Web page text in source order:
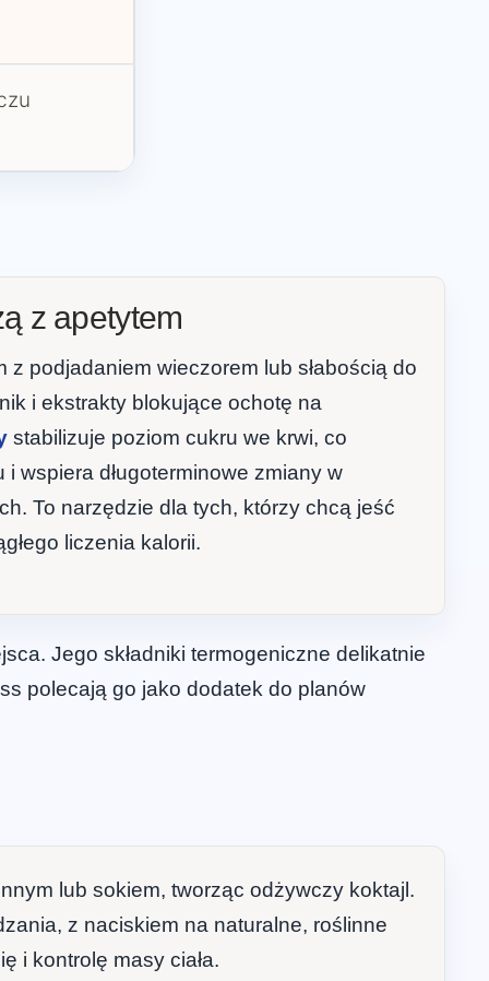
z apetytem
z podjadaniem wieczorem lub słabością do
i ekstrakty blokujące ochotę na
stabilizuje poziom cukru we krwi, co
i wspiera długoterminowe zmiany w
To narzędzie dla tych, którzy chcą jeść
liczenia kalorii.
Jego składniki termogeniczne delikatnie
polecają go jako dodatek do planów
lub sokiem, tworząc odżywczy koktajl.
z naciskiem na naturalne, roślinne
i kontrolę masy ciała.